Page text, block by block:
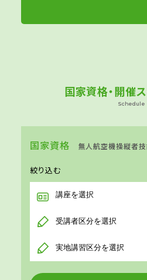
国家資格・開催
Schedule
国家資格 無人航空機操縦者
絞り込む